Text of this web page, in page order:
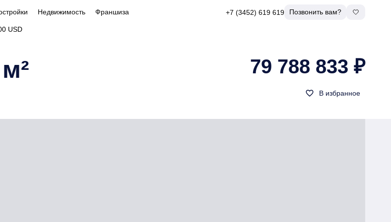
Недвижимость Франшиза +7 (3452) 619 619 Позвонить вам?
USD
79 788 833 ₽
favorite_border В избранное